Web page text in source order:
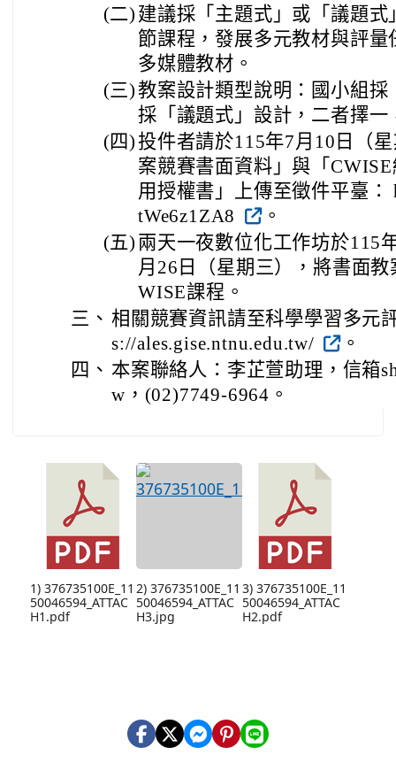
(二) 建議採「主題式」或「議題
節課程，發展多元教材與評
多媒體教材。
(三)教案設計類型說明：國小組
採「議題式」設計，二者擇一
(四)投件者請於115年7月10日（
案競賽書面資料」與「
用授權書」上傳至徵件平臺
tWe6z1ZA8
。
(五) 兩天一夜數位化工作坊於115
月26日（星期三），將書面
WISE課程。
三、 相關競賽資訊請至科學學習多元
s://ales.gise.ntnu.edu.tw/
。
四、 本案聯絡人：李芷萱助理，信箱
w，(02)7749-6964。
1) 376735100E_11
50046594_ATTAC
H1.pdf
2) 376735100E_11
50046594_ATTAC
H3.jpg
3) 376735100E_11
50046594_ATTAC
H2.pdf